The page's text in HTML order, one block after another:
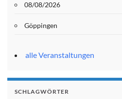
08/08/2026
Göppingen
alle Veranstaltungen
SCHLAGWÖRTER